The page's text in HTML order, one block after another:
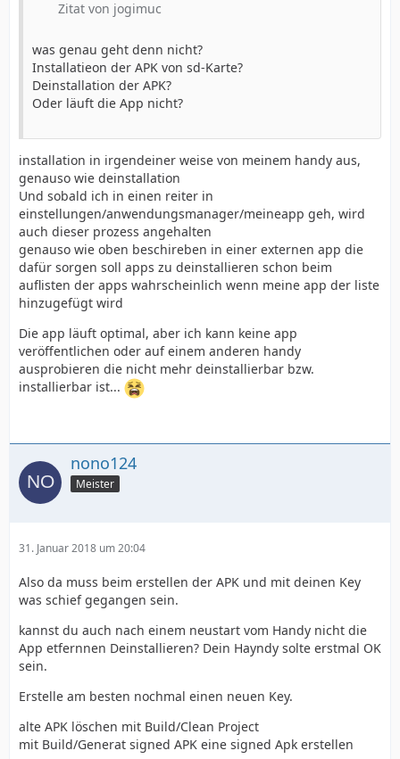
Zitat von jogimuc
was genau geht denn nicht?
Installatieon der APK von sd-Karte?
Deinstallation der APK?
Oder läuft die App nicht?
installation in irgendeiner weise von meinem handy aus,
genauso wie deinstallation
Und sobald ich in einen reiter in
einstellungen/anwendungsmanager/meineapp geh, wird
auch dieser prozess angehalten
genauso wie oben beschireben in einer externen app die
dafür sorgen soll apps zu deinstallieren schon beim
auflisten der apps wahrscheinlich wenn meine app der liste
hinzugefügt wird
Die app läuft optimal, aber ich kann keine app
veröffentlichen oder auf einem anderen handy
ausprobieren die nicht mehr deinstallierbar bzw.
installierbar ist...
nono124
Meister
31. Januar 2018 um 20:04
Also da muss beim erstellen der APK und mit deinen Key
was schief gegangen sein.
kannst du auch nach einem neustart vom Handy nicht die
App etfernnen Deinstallieren? Dein Hayndy solte erstmal OK
sein.
Erstelle am besten nochmal einen neuen Key.
alte APK löschen mit Build/Clean Project
mit Build/Generat signed APK eine signed Apk erstellen